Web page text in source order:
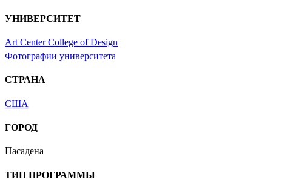
УНИВЕРСИТЕТ
Art Center College of Design
Фотографии университета
СТРАНА
США
ГОРОД
Пасадена
ТИП ПРОГРАММЫ